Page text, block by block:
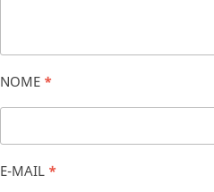
NOME *
E-MAIL *